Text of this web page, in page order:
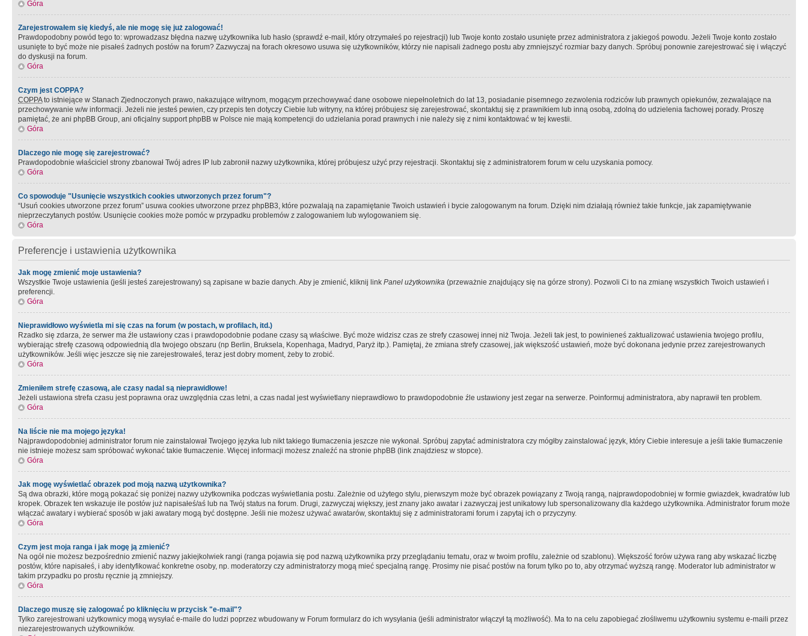
Góra
Zarejestrowałem się kiedyś, ale nie mogę się już zalogować!
Prawdopodobny powód tego to: wprowadzasz błędna nazwę użytkownika lub hasło (sprawdź e-mail, który otrzymałeś po rejestracji) lub Twoje konto zostało usunięte przez administratora z jakiegoś powodu. Jeżeli Twoje konto zostało
usunięte to być może nie pisałeś żadnych postów na forum? Zazwyczaj na forach okresowo usuwa się użytkowników, którzy nie napisali żadnego postu aby zmniejszyć rozmiar bazy danych. Spróbuj ponownie zarejestrować się i włączyć
do dyskusji na forum.
Góra
Czym jest COPPA?
COPPAto istniejące w Stanach Zjednoczonych prawo, nakazujące witrynom, mogącym przechowywać dane osobowe niepełnoletnich do lat 13, posiadanie pisemnego zezwolenia rodziców lub prawnych opiekunów, zezwalające na
przechowywanie w/w informacji. Jeżeli nie jesteś pewien, czy przepis ten dotyczy Ciebie lub witryny, na której próbujesz się zarejestrować, skontaktuj się z prawnikiem lub inną osobą, zdolną do udzielenia fachowej porady. Proszę
pamiętać, że ani phpBB Group, ani oficjalny support phpBB w Polsce nie mają kompetencji do udzielania porad prawnych i nie należy się z nimi kontaktować w tej kwestii.
Góra
Dlaczego nie mogę się zarejestrować?
Prawdopodobnie właściciel strony zbanował Twój adres IP lub zabronił nazwy użytkownika, której próbujesz użyć przy rejestracji. Skontaktuj się z administratorem forum w celu uzyskania pomocy.
Góra
Co spowoduje "Usunięcie wszystkich cookies utworzonych przez forum"?
“Usuń cookies utworzone przez forum” usuwa cookies utworzone przez phpBB3, które pozwalają na zapamiętanie Twoich ustawień i bycie zalogowanym na forum. Dzięki nim działają również takie funkcje, jak zapamiętywanie
nieprzeczytanych postów. Usunięcie cookies może pomóc w przypadku problemów z zalogowaniem lub wylogowaniem się.
Góra
Preferencje i ustawienia użytkownika
Jak mogę zmienić moje ustawienia?
Wszystkie Twoje ustawienia (jeśli jesteś zarejestrowany) są zapisane w bazie danych. Aby je zmienić, kliknij link Panel użytkownika (przeważnie znajdujący się na górze strony). Pozwoli Ci to na zmianę wszystkich Twoich ustawień i
preferencji.
Góra
Nieprawidłowo wyświetla mi się czas na forum (w postach, w profilach, itd.)
Rzadko się zdarza, że serwer ma źle ustawiony czas i prawdopodobnie podane czasy są właściwe. Być może widzisz czas ze strefy czasowej innej niż Twoja. Jeżeli tak jest, to powinieneś zaktualizować ustawienia twojego profilu,
wybierając strefę czasową odpowiednią dla twojego obszaru (np Berlin, Bruksela, Kopenhaga, Madryd, Paryż itp.). Pamiętaj, że zmiana strefy czasowej, jak większość ustawień, może być dokonana jedynie przez zarejestrowanych
użytkowników. Jeśli więc jeszcze się nie zarejestrowałeś, teraz jest dobry moment, żeby to zrobić.
Góra
Zmieniłem strefę czasową, ale czasy nadal są nieprawidłowe!
Jeżeli ustawiona strefa czasu jest poprawna oraz uwzględnia czas letni, a czas nadal jest wyświetlany nieprawdłowo to prawdopodobnie źle ustawiony jest zegar na serwerze. Poinformuj administratora, aby naprawił ten problem.
Góra
Na liście nie ma mojego języka!
Najprawdopodobniej administrator forum nie zainstalował Twojego języka lub nikt takiego tłumaczenia jeszcze nie wykonał. Spróbuj zapytać administratora czy mógłby zainstalować język, który Ciebie interesuje a jeśli takie tłumaczenie
nie istnieje możesz sam spróbować wykonać takie tłumaczenie. Więcej informacji możesz znaleźć na stronie phpBB (link znajdziesz w stopce).
Góra
Jak mogę wyświetlać obrazek pod moją nazwą użytkownika?
Są dwa obrazki, które mogą pokazać się poniżej nazwy użytkownika podczas wyświetlania postu. Zależnie od użytego stylu, pierwszym może być obrazek powiązany z Twoją rangą, najprawdopodobniej w formie gwiazdek, kwadratów lub
kropek. Obrazek ten wskazuje ile postów już napisałeś/aś lub na Twój status na forum. Drugi, zazwyczaj większy, jest znany jako awatar i zazwyczaj jest unikatowy lub spersonalizowany dla każdego użytkownika. Administrator forum może
włączać awatary i wybierać sposób w jaki awatary mogą być dostępne. Jeśli nie możesz używać awatarów, skontaktuj się z administratorami forum i zapytaj ich o przyczyny.
Góra
Czym jest moja ranga i jak mogę ją zmienić?
Na ogół nie możesz bezpośrednio zmienić nazwy jakiejkolwiek rangi (ranga pojawia się pod nazwą użytkownika przy przeglądaniu tematu, oraz w twoim profilu, zależnie od szablonu). Większość forów używa rang aby wskazać liczbę
postów, które napisałeś, i aby identyfikować konkretne osoby, np. moderatorzy czy administratorzy mogą mieć specjalną rangę. Prosimy nie pisać postów na forum tylko po to, aby otrzymać wyższą rangę. Moderator lub administrator w
takim przypadku po prostu ręcznie ją zmniejszy.
Góra
Dlaczego muszę się zalogować po kliknięciu w przycisk "e-mail"?
Tylko zarejestrowani użytkownicy mogą wysyłać e-maile do ludzi poprzez wbudowany w Forum formularz do ich wysyłania (jeśli administrator włączył tą możliwość). Ma to na celu zapobiegać złośliwemu użytkowniu systemu e-maili przez
niezarejestrowanych użytkowników.